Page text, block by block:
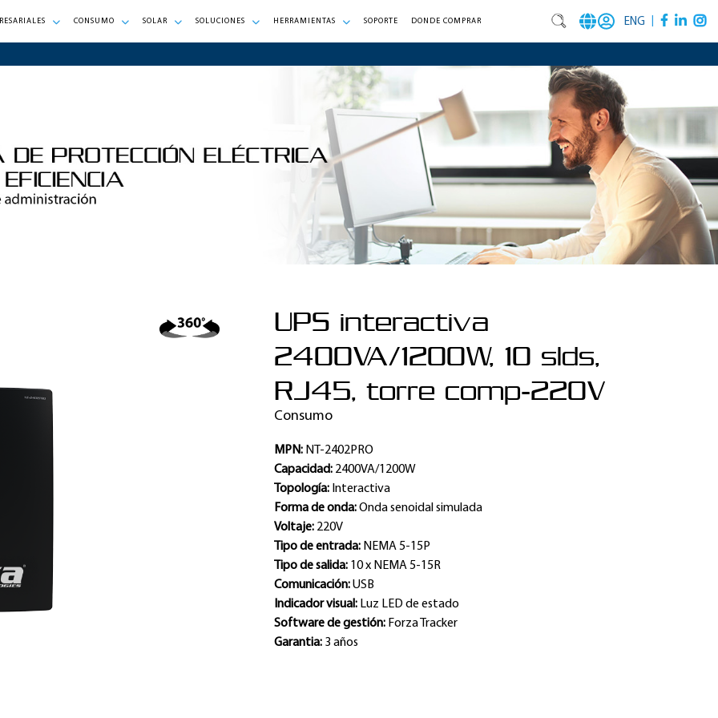
CONSUMO SOLAR SOLUCIONES HERRAMIENTAS SOPORTE DONDE COMPRAR ENG
UPS interactiva
2400VA/1200W, 10 slds,
RJ45, torre comp-220V
Consumo
MPN: NT-2402PRO
Capacidad: 2400VA/1200W
Topología: Interactiva
Forma de onda:Onda senoidal simulada
Voltaje: 220V
Tipo de entrada: NEMA 5-15P
Tipo de salida: 10 x NEMA 5-15R
Comunicación:USB
Indicador visual: Luz LED de estado
Software de gestión: Forza Tracker
Garantia: 3 años